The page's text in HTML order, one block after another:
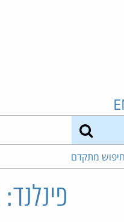
חיפוש מתקדם